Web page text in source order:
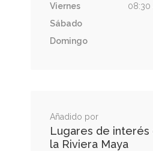
Viernes
08:30
Sábado
Domingo
Añadido por
Lugares de interés
la Riviera Maya